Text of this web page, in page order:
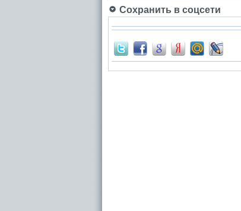
Сохранить в соцсети